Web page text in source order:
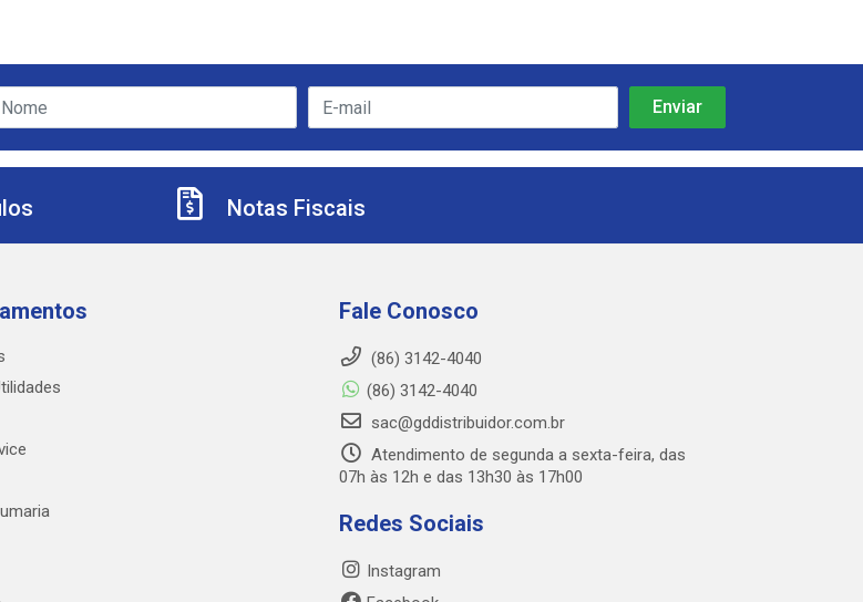
Notas Fiscais
Fale Conosco
(86) 3142-4040
(86) 3142-4040
sac@gddistribuidor.com.br
Atendimento de segunda a sexta-feira, das
07h às 12h e das 13h30 às 17h00
Redes Sociais
Instagram